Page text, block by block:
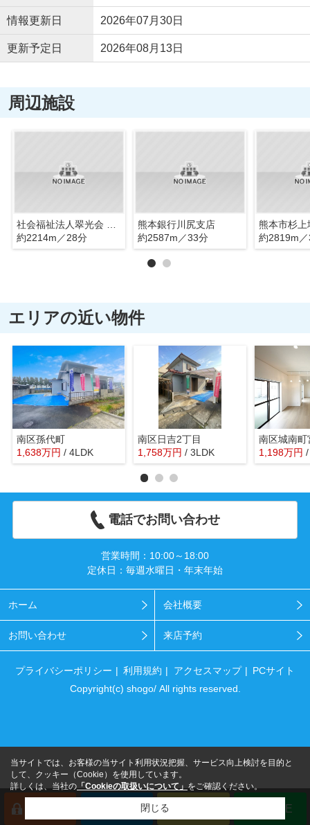
情報更新日 2026年07月30日
更新予定日 2026年08月13日
周辺施設
約2214m／28分
熊本銀行川尻支店
約2587m／33分
約2819m
エリアの近い物件
南区孫代町
1,638万円 / 4LDK
南区日吉2丁目
1,758万円 / 3LDK
南区城南町
1,198万円
電話でお問い合わせ
営業時間：10:00～18:00
定休日：毎週水曜日・年末年始
ホーム 会社概要
お問い合わせ 来店予約
プライバシーポリシー 利用規約 アクセスマップ
PCサイト
Copyright(c) shogo/ All rights reserved.
来店予約 LINE
当サイトでは、お客様の当サイト利用状況把握、サービス向上検討を目的と
して、クッキー（Cookie）を使用しています。
詳しくは、当社の「Cookieの取扱いについて」をご確認ください。
閉じる